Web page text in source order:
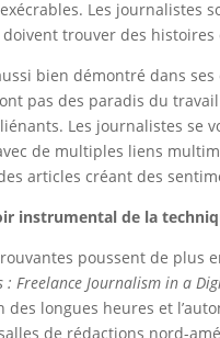
Les
trouver des
bien démontré dans
pas des paradis du
Les journalistes se
de multiples liens
articles créant des
instrumental de la
poussent de plus
: Freelance Journalism in a
longues heures et
de rédactions nord-